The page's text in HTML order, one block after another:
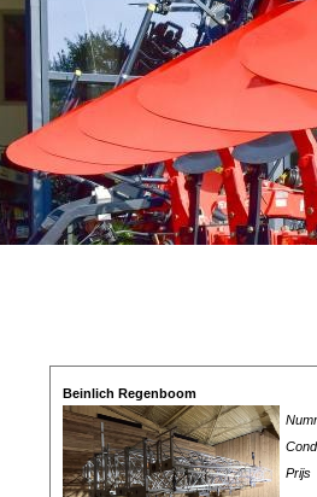
Beinlich Regenboom
Prijs